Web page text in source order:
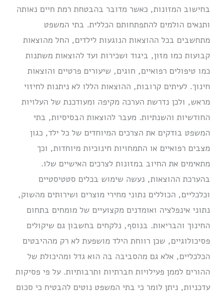
בחישוב המזונות, כאשר מדובר בהבטחת רמת חיים נאותה
ותנאים הולמים להתפתחותם הכללית. בתי המשפט
מתחשבים בכל ההוצאות הנוגעות לילדים, החל מהוצאות
קבועות כמו מזון, ביגוד ושכירות ועד להוצאות משתנות
כמו טיפולים רפואיים, חוגים, שיעורים פרטיים והוצאות
חינוך. לעיתים קרובות, ההוצאות הללו לא ניתנות לחיזוי
מראש, ולכן נדרשת הערכה מקיפה ומעודכנת של העלויות
החודשיות והשנתיות. מעבר להוצאות הבסיסיות, בתי
המשפט בודקים את הצרכים המיוחדים של כל ילד, כגון
מצבים רפואיים או התמחויות חינוכיות מיוחדות, וכך
מתאימים את החיוב במזונות לצרכים האישיים שלו.
בהערכת ההוצאות, נעשה שימוש בכלים סטטיסטיים
וכלכליים, הכוללים נתוני מחירי מוצרים ושירותים מהשוק,
נתוני אינפלציה ואומדנים מקצועיים של מומחים בתחום
החינוך והבריאות. בנוסף, נלקחים בחשבון גם שיקולים
פסיכולוגיים, שכן רווחת הילד מושפעת לא רק מההיבטים
הכלכליים, אלא גם מהסביבה בה הוא גדל ומהיכולת של
ההורים לממן פעילויות חברתיות ותרבותיות. על פי פסיקות
עדכניות, ניתן לומר כי בתי המשפט נוטים להבטיח כי סכום